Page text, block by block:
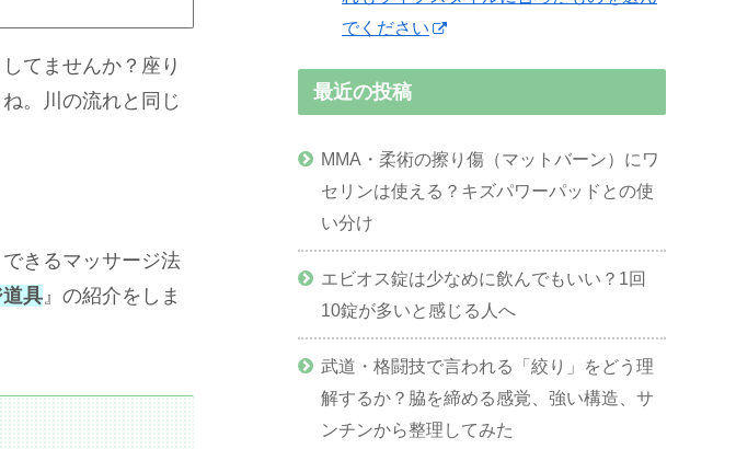
てませんか？座り
。川の流れと同じ
きるマッサージ法
具』の紹介をしま
でください
最近の投稿
MMA・柔術の擦り傷（マットバーン）にワ
セリンは使える？キズパワーパッドとの使
い分け
エビオス錠は少なめに飲んでもいい？1回
10錠が多いと感じる人へ
武道・格闘技で言われる「絞り」をどう理
解するか？脇を締める感覚、強い構造、サ
ンチンから整理してみた